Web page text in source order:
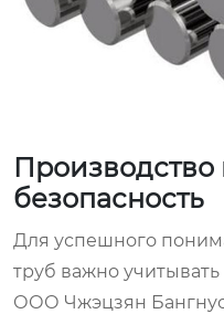
Производство
безопасность
Для успешного
труб важно
ООО Чжэцзян